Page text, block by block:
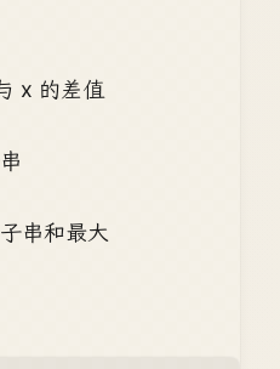
x 的差值
串和最大